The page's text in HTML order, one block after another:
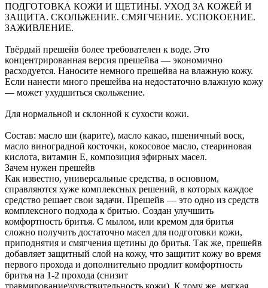
ПОДГОТОВКА КОЖИ И ЩЕТИНЫ. УХОД ЗА КОЖЕЙ И
ЗАЩИТА. СКОЛЬЖЕНИЕ. СМЯГЧЕНИЕ. УСПОКОЕНИЕ.
ЗАЖИВЛЕНИЕ.
Твёрдый прешейв более требователен к воде. Это
концентрированная версия прешейва — экономично
расходуется. Наносите немного прешейва на влажную кожу.
Если нанести много прешейва на недостаточно влажную кожу
— может ухудшиться скольжение.
Для нормальной и склонной к сухости кожи.
Состав: масло ши (карите), масло какао, пшеничный воск,
масло виноградной косточки, кокосовое масло, стеариновая
кислота, витамин Е, композиция эфирных масел.
Зачем нужен прешейв
Как известно, универсальные средства, в основном,
справляются хуже комплексных решений, в которых каждое
средство решает свои задачи. Прешейв — это одно из средств
комплексного подхода к бритью. Создан улучшить
комфортность бритья. С мылом, или кремом для бритья
сложно получить достаточно масел для подготовки кожи,
приподнятия и смягчения щетины до бритья. Так же, прешейв
добавляет защитный слой на кожу, что защитит кожу во время
первого прохода и дополнительно продлит комфортность
бритья на 1-2 прохода (снизит
травмирование\чувствительность кожи). К тому же, мягкая